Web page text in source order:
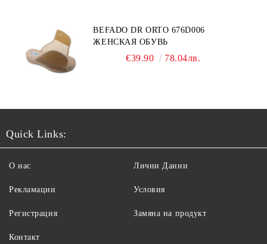
BEFADO DR ORTO 676D006
ЖЕНСКАЯ ОБУВЬ
€39.90 78.04лв.
Quick Links:
О нас
Рекламации
Регистрация
Контакт
Лични Данни
Условия
Замяна на продукт